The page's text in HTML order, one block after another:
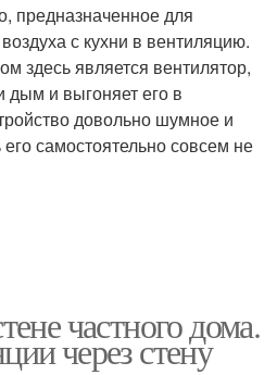
предназначенное для
с кухни в вентиляцию.
здесь является вентилятор,
дым и выгоняет его в
довольно шумное и
самостоятельно совсем не
частного дома.
через стену